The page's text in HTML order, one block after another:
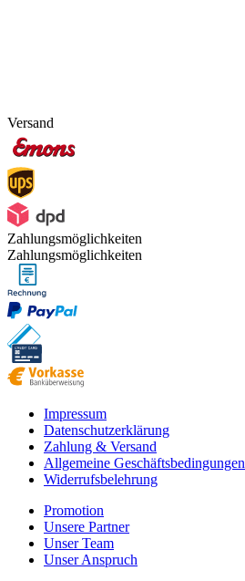
Versand
Zahlungsmöglichkeiten
Zahlungsmöglichkeiten
Impressum
Datenschutzerklärung
Zahlung & Versand
Allgemeine Geschäftsbedingungen
Widerrufsbelehrung
Promotion
Unsere Partner
Unser Team
Unser Anspruch